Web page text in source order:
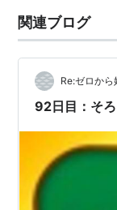
関連ブログ
Re:ゼロか
92日目：そ